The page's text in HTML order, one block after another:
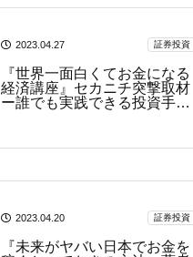
2023.04.27 証券投資
『世界一面白くてお金になる
経済講座』セカニチ突撃取材
ー誰でも実践できる投資手法
2023.04.20 証券投資
『未来がヤバい日本でお金を